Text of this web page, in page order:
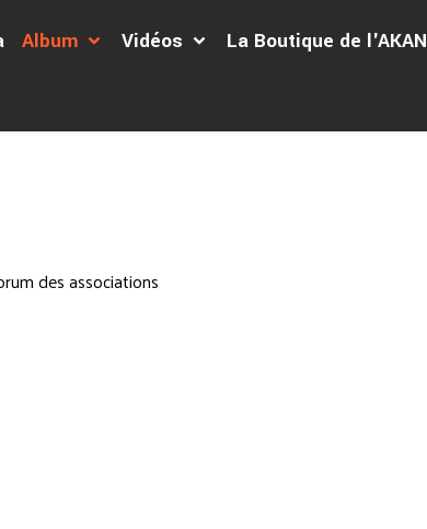
Album Vidéos La Boutique de l'AKAN
des associations